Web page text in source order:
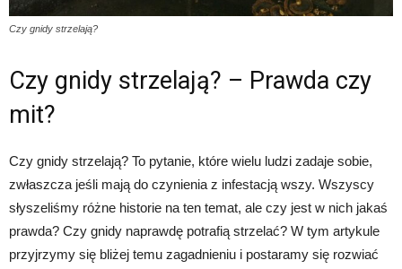
Czy gnidy strzelają?
Czy gnidy strzelają? – Prawda czy
mit?
Czy gnidy strzelają? To pytanie, które wielu ludzi zadaje sobie,
zwłaszcza jeśli mają do czynienia z infestacją wszy. Wszyscy
słyszeliśmy różne historie na ten temat, ale czy jest w nich jakaś
prawda? Czy gnidy naprawdę potrafią strzelać? W tym artykule
przyjrzymy się bliżej temu zagadnieniu i postaramy się rozwiać